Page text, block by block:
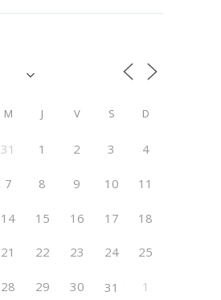
M J V S D
31 1 2 3 4
7 8 9 10 11
14 15 16 17 18
21 22 23 24 25
28 29 30 31 1